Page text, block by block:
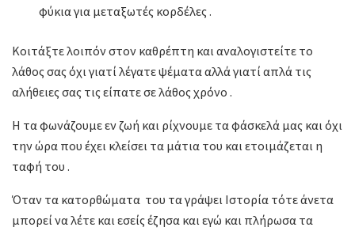
φύκια για μεταξωτές κορδέλες .
Κοιτάξτε λοιπόν στον καθρέπτη και αναλογιστείτε το
λάθος σας όχι γιατί λέγατε ψέματα αλλά γιατί απλά τις
αλήθειες σας τις είπατε σε λάθος χρόνο .
Η τα φωνάζουμε εν ζωή και ρίχνουμε τα φάσκελά μας και όχι
την ώρα που έχει κλείσει τα μάτια του και ετοιμάζεται η
ταφή του .
Όταν τα κατορθώματα του τα γράψει Ιστορία τότε άνετα
μπορεί να λέτε και εσείς έζησα και εγώ και πλήρωσα τα